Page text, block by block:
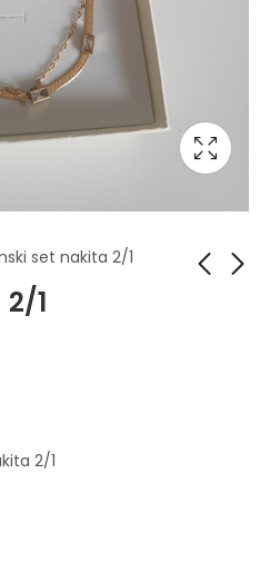
set nakita 2/1
1
2/1